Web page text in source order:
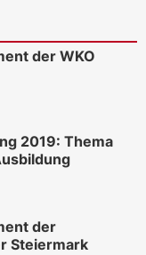
der WKO
2019: Thema
der
Steiermark